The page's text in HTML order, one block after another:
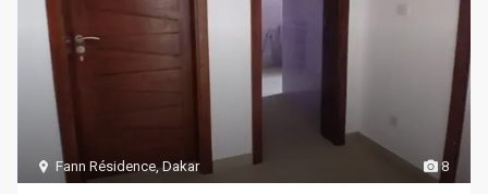
8
Fann Résidence,Dakar